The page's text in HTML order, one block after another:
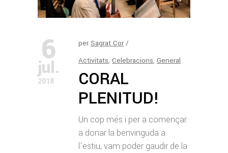
6
jul.
2018
perSagrat Cor
Activitats, Celebracions, General
CORAL
PLENITUD!
Un cop més i per a començar
a donar la benvinguda a
l’estiu, vam poder gaudir de la